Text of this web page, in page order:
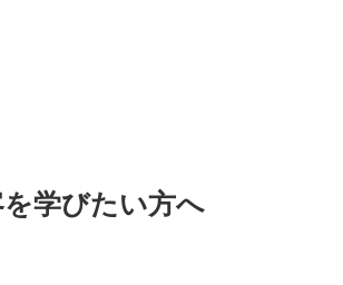
学びたい方へ